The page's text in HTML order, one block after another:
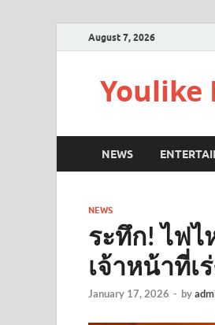
August 7, 2026
Youlike
NEWS
NEWS
ระทึก! ไฟ
เจ้าหน้าที่เ
January 17, 2026 - by